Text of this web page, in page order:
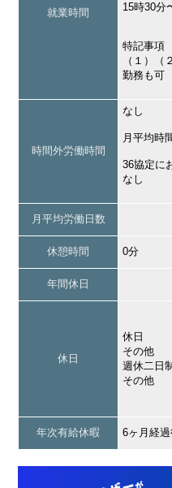
就業時間
15時30分
特記事項
（１）
勤務も可
時間外労働時間
なし
月平均時
36協定に
なし
月平均労働日数
休憩時間 0分
年間休日
休日
休日
その他
週休二日制
その他
年次有給休暇 6ヶ月経